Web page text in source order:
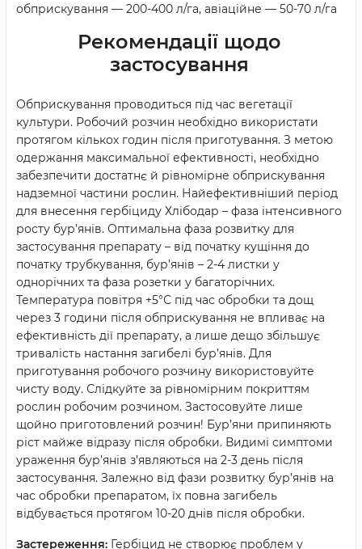
обприскування — 200-400 л/га, авіаційне — 50-70 л/га
Рекомендації щодо
застосування
Обприскування проводиться під час вегетації
культури. Робочий розчин необхідно використати
протягом кількох годин після приготування. З метою
одержання максимальної ефективності, необхідно
забезпечити достатнє й рівномірне обприскування
надземної частини рослин. Найефективніший період
для внесення гербіциду Хлібодар – фаза інтенсивного
росту бур’янів. Оптимальна фаза розвитку для
застосування препарату – від початку кущіння до
початку трубкування, бур’янів – 2-4 листки у
однорічних та фаза розетки у багаторічних.
Температура повітря +5°С під час обробки та дощ
через 3 години після обприскування не впливає на
ефективність дії препарату, а лише дещо збільшує
тривалість настання загибелі бур’янів. Для
приготування робочого розчину використовуйте
чисту воду. Слідкуйте за рівномірним покриттям
рослин робочим розчином. Застосовуйте лише
щойно приготовлений розчин! Бур’яни припиняють
ріст майже відразу після обробки. Видимі симптоми
ураження бур’янів з’являються на 2-3 день після
застосування. Залежно від фази розвитку бур’янів на
час обробки препаратом, їх повна загибель
відбувається протягом 10-20 днів після обробки.
Застереження: Гербіцид не створює проблем у